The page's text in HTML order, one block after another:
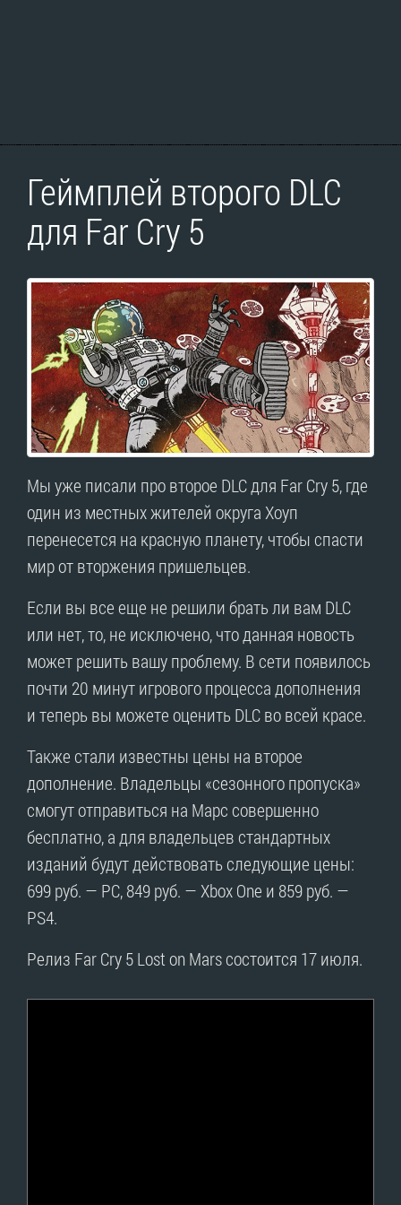
Геймплей второго DLC
для Far Cry 5
Мы уже писали про второе DLC для Far Cry 5, где
один из местных жителей округа Хоуп
перенесется на красную планету, чтобы спасти
мир от вторжения пришельцев.
Если вы все еще не решили брать ли вам DLC
или нет, то, не исключено, что данная новость
может решить вашу проблему. В сети появилось
почти 20 минут игрового процесса дополнения
и теперь вы можете оценить DLC во всей красе.
Также стали известны цены на второе
дополнение. Владельцы «сезонного пропуска»
смогут отправиться на Марс совершенно
бесплатно, а для владельцев стандартных
изданий будут действовать следующие цены:
699 руб. — PC, 849 руб. — Xbox One и 859 руб. —
PS4.
Релиз Far Cry 5 Lost on Mars состоится 17 июля.